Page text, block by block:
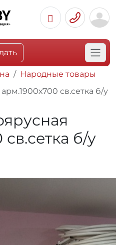
Народные товары
св.сетка б/у
б/у